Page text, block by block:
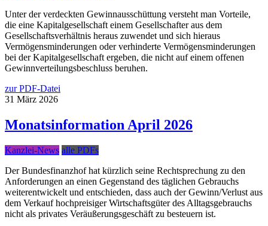
Unter der verdeckten Gewinnausschüttung versteht man Vorteile,
die eine Kapitalgesellschaft einem Gesellschafter aus dem
Gesellschaftsverhältnis heraus zuwendet und sich hieraus
Vermögensminderungen oder verhinderte Vermögensminderungen
bei der Kapitalgesellschaft ergeben, die nicht auf einem offenen
Gewinnverteilungsbeschluss beruhen.
zur PDF-Datei
31 März 2026
Monatsinformation April 2026
Kanzlei-News alle PDFs
Der Bundesfinanzhof hat kürzlich seine Rechtsprechung zu den
Anforderungen an einen Gegenstand des täglichen Gebrauchs
weiterentwickelt und entschieden, dass auch der Gewinn/Verlust aus
dem Verkauf hochpreisiger Wirtschaftsgüter des Alltagsgebrauchs
nicht als privates Veräußerungsgeschäft zu besteuern ist.